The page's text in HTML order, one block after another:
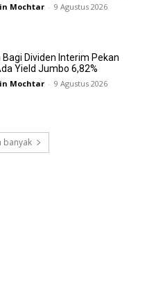
Mochtar - 9 Agustus 2026
Dividen Interim Pekan
Yield Jumbo 6,82%
Mochtar - 9 Agustus 2026
banyak